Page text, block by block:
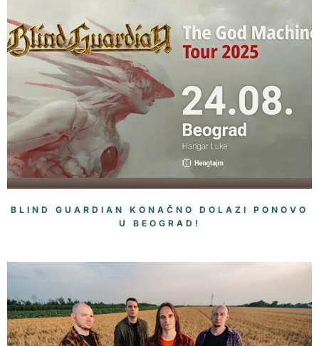
BLIND GUARDIAN KONAČNO DOLAZI PONOVO
U BEOGRAD!